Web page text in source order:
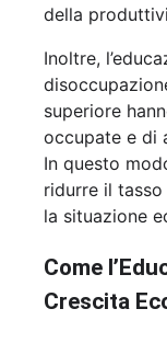
della
Inoltre,
superiore
occupate e di
In questo
ridurre il
la situazione
Come
Crescita